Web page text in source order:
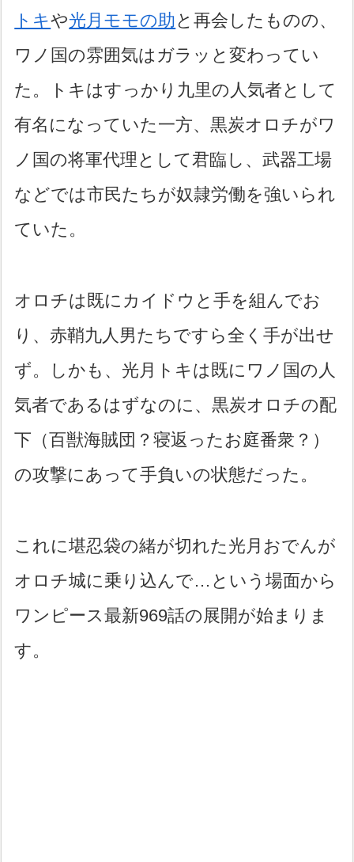
トキや光月モモの助と再会したものの、
ワノ国の雰囲気はガラッと変わってい
た。トキはすっかり九里の人気者として
有名になっていた一方、黒炭オロチがワ
ノ国の将軍代理として君臨し、武器工場
などでは市民たちが奴隷労働を強いられ
ていた。
オロチは既にカイドウと手を組んでお
り、赤鞘九人男たちですら全く手が出せ
ず。しかも、光月トキは既にワノ国の人
気者であるはずなのに、黒炭オロチの配
下（百獣海賊団？寝返ったお庭番衆？）
の攻撃にあって手負いの状態だった。
これに堪忍袋の緒が切れた光月おでんが
オロチ城に乗り込んで…という場面から
ワンピース最新969話の展開が始まりま
す。